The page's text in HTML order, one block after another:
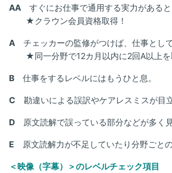
AAすぐにお仕事で通用する実力があると
★クラウン会員資格取得！
Aチェッカーの監修がつけば、仕事として
★同一分野で12カ月以内に2回A以上を
B 仕事をするレベルにはもうひと息。
C 勘違いによる誤訳やケアレスミスが目立
D原文読解で誤っている部分などが多く見
E 原文読解力が不足していたり分野ごと
＜映像（字幕）＞のレベルチェック項目